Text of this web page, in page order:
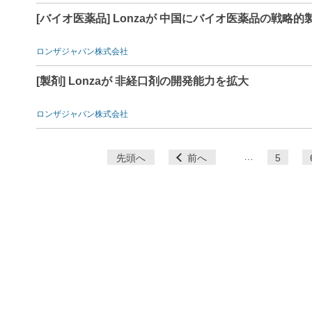
[バイオ医薬品] Lonzaが 中国にバイオ医薬品の戦略
ロンザジャパン株式会社
[製剤] Lonzaが 非経口剤の開発能力を拡大
ロンザジャパン株式会社
先頭へ 前へ 5